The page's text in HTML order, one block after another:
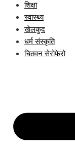
शिक्षा
स्वास्थ्य
खेलकुद
धर्म संस्कृति
चितवन सेरोफेरो